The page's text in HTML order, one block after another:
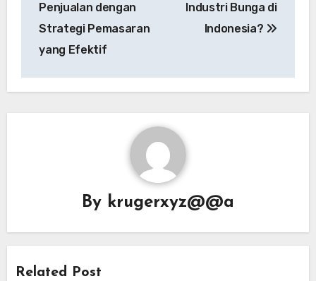
Penjualan dengan
Strategi Pemasaran
yang Efektif
Industri Bunga di
Indonesia?
By krugerxyz@@a
Related Post